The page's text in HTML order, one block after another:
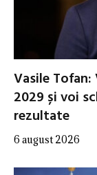
Vasile Tofan:
2029 și voi
rezultate
6 august 2026